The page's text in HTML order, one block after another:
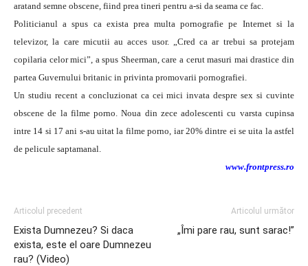
aratand semne obscene, fiind prea tineri pentru a-si da seama ce fac.
Politicianul a spus ca exista prea multa pornografie pe Internet si la
televizor, la care micutii au acces usor. „Cred ca ar trebui sa protejam
copilaria celor mici”, a spus Sheerman, care a cerut masuri mai drastice din
partea Guvernului britanic in privinta promovarii pornografiei.
Un studiu recent a concluzionat ca cei mici invata despre sex si cuvinte
obscene de la filme porno. Noua din zece adolescenti cu varsta cupinsa
intre 14 si 17 ani s-au uitat la filme porno, iar 20% dintre ei se uita la astfel
de pelicule saptamanal.
www.frontpress.ro
Articolul precedent
Exista Dumnezeu? Si daca
exista, este el oare Dumnezeu
rau? (Video)
Articolul următor
„Îmi pare rau, sunt sarac!”